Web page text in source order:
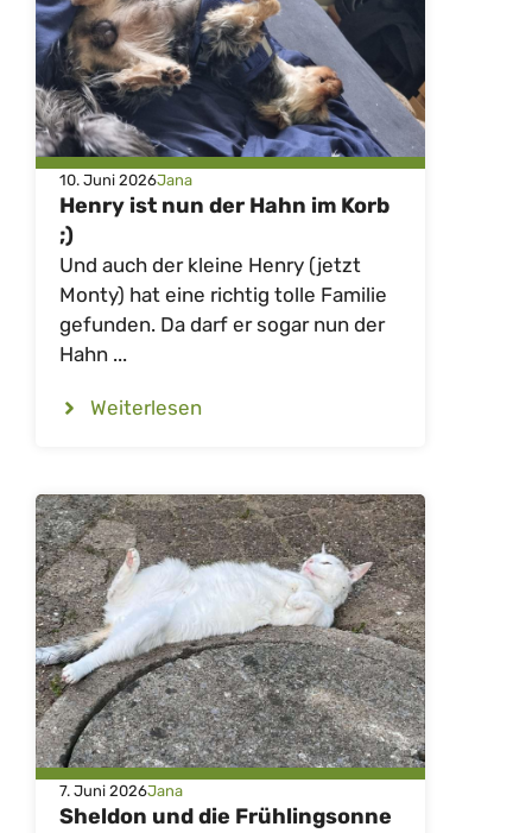
10. Juni 2026Jana
Henry ist nun der Hahn im Korb
;)
Und auch der kleine Henry (jetzt
Monty) hat eine richtig tolle Familie
gefunden. Da darf er sogar nun der
Hahn ...
Weiterlesen
7. Juni 2026Jana
Sheldon und die Frühlingsonne